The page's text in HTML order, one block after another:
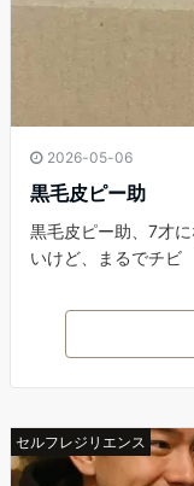
2026-05-06
黒毛皮ピー助
黒毛皮ピー助、7才
いけど、まるでチビ
セルフレジリエンス